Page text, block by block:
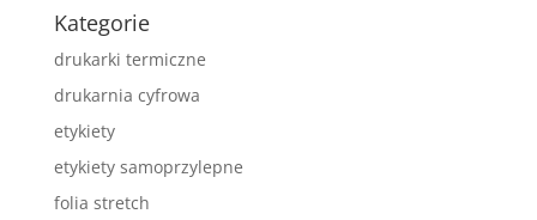
Kategorie
drukarki termiczne
drukarnia cyfrowa
etykiety
etykiety samoprzylepne
folia stretch